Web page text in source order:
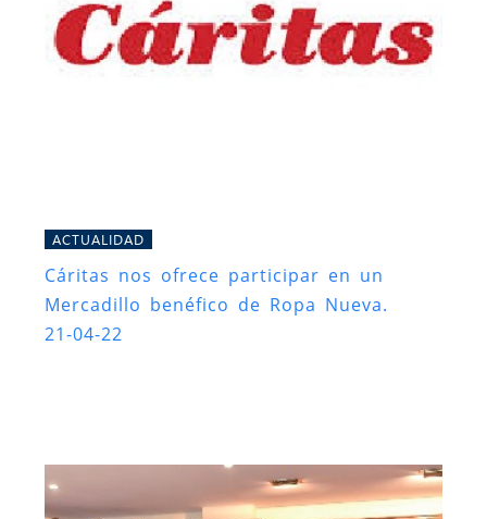
ACTUALIDAD
Cáritas nos ofrece participar en un
Mercadillo benéfico de Ropa Nueva.
21-04-22